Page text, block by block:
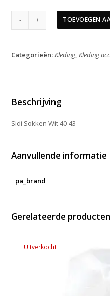
€12.95.€10.00.
40-
TOEVOEGEN
Categorieën:Kleding,Kleding
Beschrijving
Sidi Sokken Wit 40-43
Aanvullende informatie
pa_brand
Gerelateerde producten
Uitverkocht